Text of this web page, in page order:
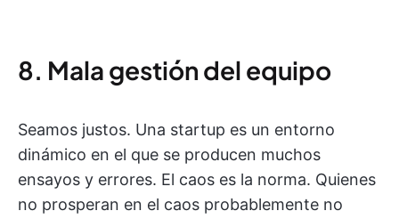
8. Mala gestión del equipo
Seamos justos. Una startup es un entorno
dinámico en el que se producen muchos
ensayos y errores. El caos es la norma. Quienes
no prosperan en el caos probablemente no